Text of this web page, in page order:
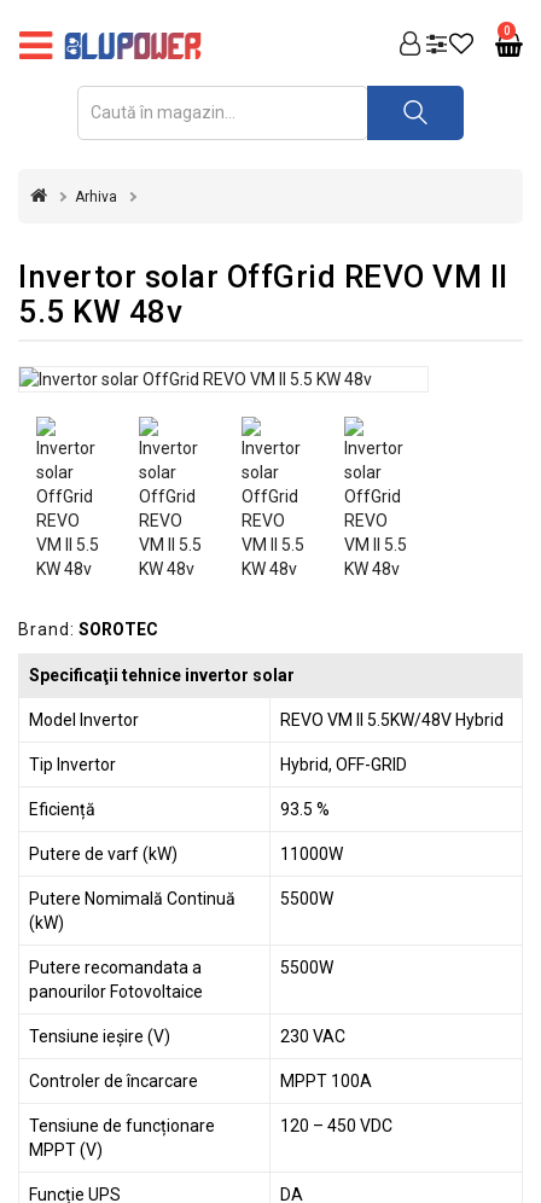
0
FOTOVOLTAICE
REDRESOARE
INVERTOARE
&
TENSIUNE
CASA
GRADINA
SI
ELECTRICE
DE
FOTOVOLTAICE
Arhiva
Invertor solar OffGrid REVO VM II
5.5 KW 48v
Brand: SOROTEC
Specificaţii tehnice invertor solar
Model Invertor REVO VM II 5.5KW/48V Hybrid
Tip Invertor Hybrid, OFF-GRID
Eficiență 93.5 %
Putere de varf (kW) 11000W
Putere Nomimală Continuă
(kW)
5500W
Putere recomandata a
panourilor Fotovoltaice
5500W
Tensiune ieșire (V) 230 VAC
Controler de încarcare MPPT 100A
Tensiune de funcționare
MPPT (V)
120 – 450 VDC
Funcție UPS DA